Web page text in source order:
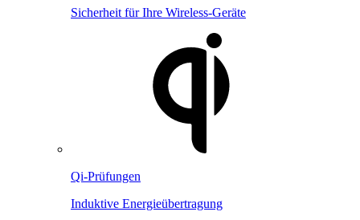
Sicherheit für Ihre Wireless-Geräte
Qi-Prüfungen
Induktive Energieübertragung